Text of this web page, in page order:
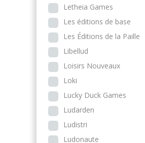
Letheia Games
Les éditions de base
Les Éditions de la Paille
Libellud
Loisirs Nouveaux
Loki
Lucky Duck Games
Ludarden
Ludistri
Ludonaute